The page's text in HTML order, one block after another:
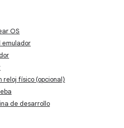
OS
emulador
reloj físico (opcional)
de desarrollo